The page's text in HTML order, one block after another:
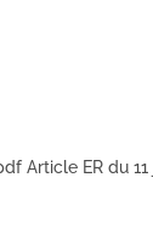
Article ER du